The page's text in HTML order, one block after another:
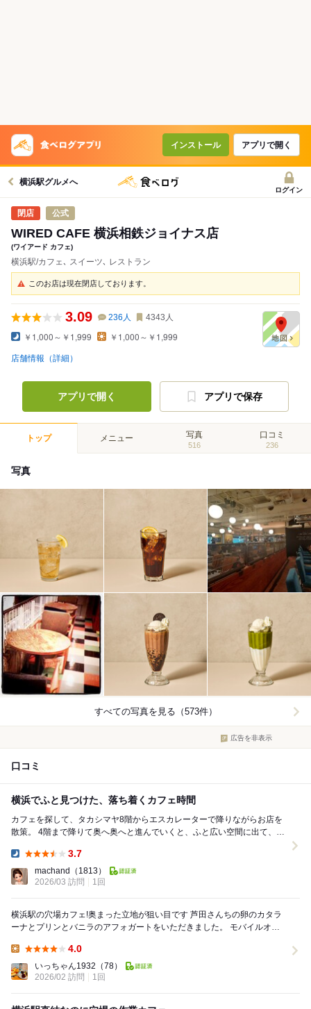
インストール アプリで開く
横浜駅グルメへ
ログイン
公式
WIRED CAFE 横浜相鉄ジョイナス店
(ワイアード カフェ)
横浜駅/カフェ､ スイーツ､ レストラン
このお店は現在閉店しております。
3.09 236 人 4343 人
￥1,000～￥1,999 ￥1,000～￥1,999
店舗情報（詳細）
アプリで開く アプリで保存
トップ メニュー 写真
516
口コミ
236
写真
すべての写真を見る（573件）
広告を非表示
口コミ
横浜でふと見つけた、落ち着くカフェ時間
カフェを探して、タカシマヤ8階からエスカレーターで降りながらお店を
散策。 4階まで降りて奥へ奥へと進んでいくと、ふと広い空間に出て、そ
3.7
machand
（1813）
2026/03 訪問
1回
横浜駅の穴場カフェ!奥まった立地が狙い目です 芦田さんちの卵のカタラ
ーナとプリンとバニラのアフォガートをいただきました。 モバイルオー
4.0
いっちゃん1932 （78）
2026/02 訪問
1回